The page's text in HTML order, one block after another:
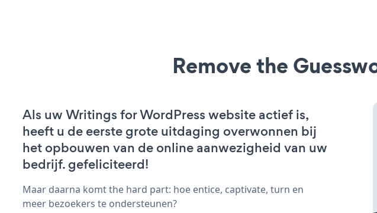
Remove the
Als uw Writings for WordPress website actief is,
heeft u de eerste grote uitdaging overwonnen bij
het opbouwen van de online aanwezigheid van uw
bedrijf. gefeliciteerd!
Maar daarna komt the hard part: hoe entice, captivate, turn en
meer bezoekers te ondersteunen?